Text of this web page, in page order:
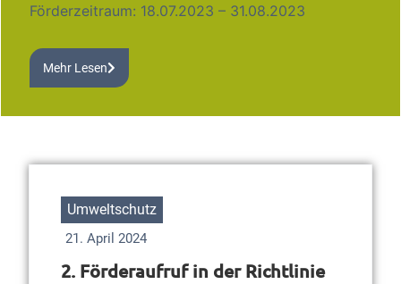
Förderzeitraum: 18.07.2023 – 31.08.2023
Mehr Lesen
Umweltschutz
21. April 2024
2. Förderaufruf in der Richtlinie